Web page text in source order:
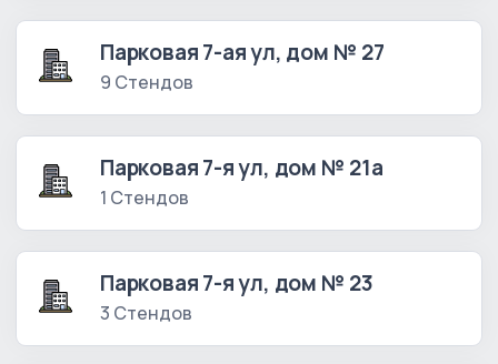
Парковая 7-ая ул, дом № 27
9 Стендов
Парковая 7-я ул, дом № 21а
1 Стендов
Парковая 7-я ул, дом № 23
3 Стендов